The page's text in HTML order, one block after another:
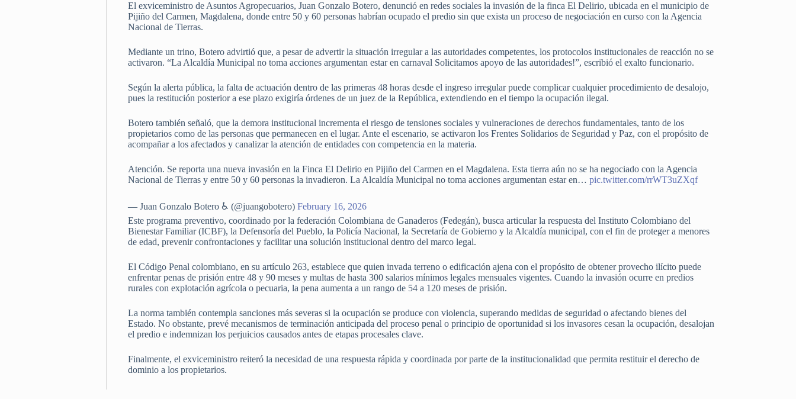
El exviceministro de Asuntos Agropecuarios, Juan Gonzalo Botero, denunció en redes sociales la invasión de la finca El Delirio, ubicada en el municipio de
Pijiño del Carmen, Magdalena, donde entre 50 y 60 personas habrían ocupado el predio sin que exista un proceso de negociación en curso con la Agencia
Nacional de Tierras.
Mediante un trino, Botero advirtió que, a pesar de advertir la situación irregular a las autoridades competentes, los protocolos institucionales de reacción no se
activaron. “La Alcaldía Municipal no toma acciones argumentan estar en carnaval Solicitamos apoyo de las autoridades!”, escribió el exalto funcionario.
Según la alerta pública, la falta de actuación dentro de las primeras 48 horas desde el ingreso irregular puede complicar cualquier procedimiento de desalojo,
pues la restitución posterior a ese plazo exigiría órdenes de un juez de la República, extendiendo en el tiempo la ocupación ilegal.
Botero también señaló, que la demora institucional incrementa el riesgo de tensiones sociales y vulneraciones de derechos fundamentales, tanto de los
propietarios como de las personas que permanecen en el lugar. Ante el escenario, se activaron los Frentes Solidarios de Seguridad y Paz, con el propósito de
acompañar a los afectados y canalizar la atención de entidades con competencia en la materia.
Atención. Se reporta una nueva invasión en la Finca El Delirio en Pijiño del Carmen en el Magdalena. Esta tierra aún no se ha negociado con la Agencia
Nacional de Tierras y entre 50 y 60 personas la invadieron. La Alcaldía Municipal no toma acciones argumentan estar en…pic.twitter.com/rrWT3uZXqf
— Juan Gonzalo Botero ♿ (@juangobotero)February 16, 2026
Este programa preventivo, coordinado por la federación Colombiana de Ganaderos (Fedegán), busca articular la respuesta del Instituto Colombiano del
Bienestar Familiar (ICBF), la Defensoría del Pueblo, la Policía Nacional, la Secretaría de Gobierno y la Alcaldía municipal, con el fin de proteger a menores
de edad, prevenir confrontaciones y facilitar una solución institucional dentro del marco legal.
El Código Penal colombiano, en su artículo 263, establece que quien invada terreno o edificación ajena con el propósito de obtener provecho ilícito puede
enfrentar penas de prisión entre 48 y 90 meses y multas de hasta 300 salarios mínimos legales mensuales vigentes. Cuando la invasión ocurre en predios
rurales con explotación agrícola o pecuaria, la pena aumenta a un rango de 54 a 120 meses de prisión.
La norma también contempla sanciones más severas si la ocupación se produce con violencia, superando medidas de seguridad o afectando bienes del
Estado. No obstante, prevé mecanismos de terminación anticipada del proceso penal o principio de oportunidad si los invasores cesan la ocupación, desalojan
el predio e indemnizan los perjuicios causados antes de etapas procesales clave.
Finalmente, el exviceministro reiteró la necesidad de una respuesta rápida y coordinada por parte de la institucionalidad que permita restituir el derecho de
dominio a los propietarios.